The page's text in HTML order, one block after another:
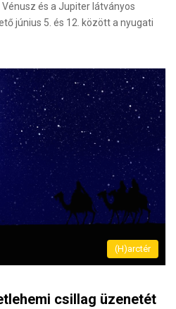
és a Jupiter látványos
június 5. és 12. között a nyugati
(H)arctér
csillag üzenetét